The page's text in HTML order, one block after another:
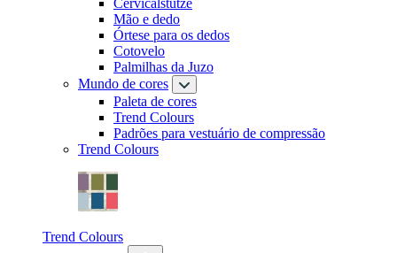
Cervicalstütze
Mão e dedo
Órtese para os dedos
Cotovelo
Palmilhas da Juzo
Mundo de cores
Paleta de cores
Trend Colours
Padrões para vestuário de compressão
Trend Colours
Trend Colours